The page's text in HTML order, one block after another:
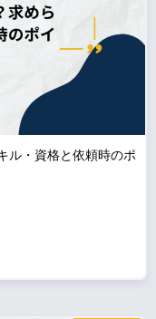
ル・資格と依頼時のポ